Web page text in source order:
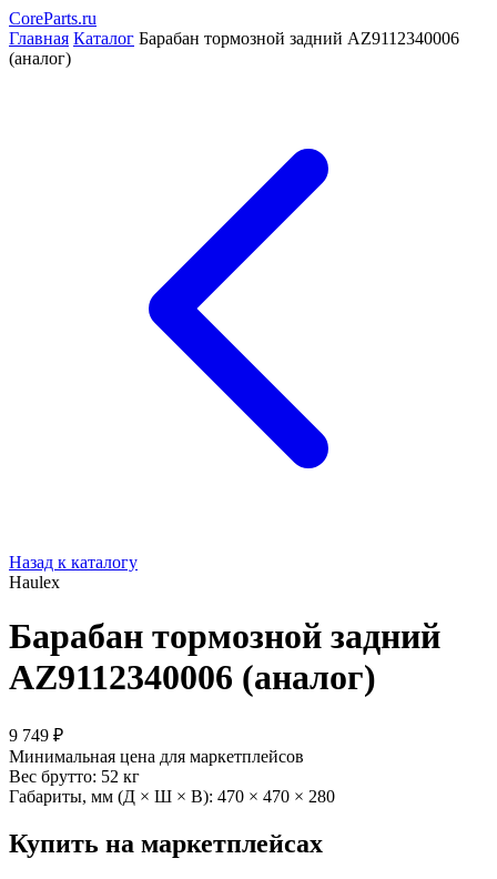
CoreParts.ru
Главная Каталог Барабан тормозной задний AZ9112340006
(аналог)
Назад к каталогу
Haulex
Барабан тормозной задний
AZ9112340006 (аналог)
9 749 ₽
Минимальная цена для маркетплейсов
Вес брутто: 52 кг
Габариты, мм (Д × Ш × В): 470 × 470 × 280
Купить на маркетплейсах